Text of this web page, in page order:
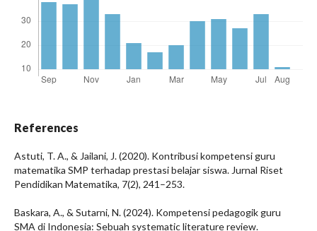
References
Astuti, T. A., & Jailani, J. (2020). Kontribusi kompetensi guru
matematika SMP terhadap prestasi belajar siswa. Jurnal Riset
Pendidikan Matematika, 7(2), 241–253.
Baskara, A., & Sutarni, N. (2024). Kompetensi pedagogik guru
SMA di Indonesia: Sebuah systematic literature review.